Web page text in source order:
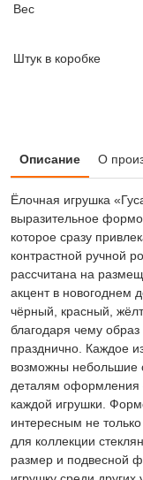
Вес
Штук в коробке
Описание О
Ёлочная игрушка
выразительное
которое сразу
контрастной ручной
рассчитана на
акцент в новогоднем
чёрный, красный,
благодаря чему
празднично. Каждое
возможны небольшие
деталям оформления
каждой игрушки.
интересным не
для коллекции
размер и подвесной